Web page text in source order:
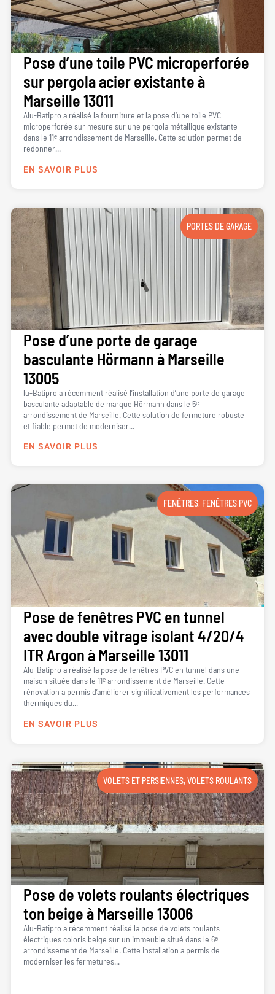
Pose d’une toile PVC microperforée
sur pergola acier existante à
Marseille 13011
Alu-Batipro a réalisé la fourniture et la pose d’une toile PVC
microperforée sur mesure sur une pergola métallique existante
dans le 11ᵉ arrondissement de Marseille. Cette solution permet de
redonner...
EN SAVOIR PLUS
PORTES DE GARAGE
Pose d’une porte de garage
basculante Hörmann à Marseille
13005
lu-Batipro a récemment réalisé l’installation d’une porte de garage
basculante adaptable de marque Hörmann dans le 5ᵉ
arrondissement de Marseille. Cette solution de fermeture robuste
et fiable permet de moderniser...
EN SAVOIR PLUS
FENÊTRES, FENÊTRES PVC
Pose de fenêtres PVC en tunnel
avec double vitrage isolant 4/20/4
ITR Argon à Marseille 13011
Alu-Batipro a réalisé la pose de fenêtres PVC en tunnel dans une
maison située dans le 11ᵉ arrondissement de Marseille. Cette
rénovation a permis d’améliorer significativement les performances
thermiques du...
EN SAVOIR PLUS
VOLETS ET PERSIENNES,VOLETS ROULANTS
Pose de volets roulants électriques
ton beige à Marseille 13006
Alu-Batipro a récemment réalisé la pose de volets roulants
électriques coloris beige sur un immeuble situé dans le 6ᵉ
arrondissement de Marseille. Cette installation a permis de
moderniser les fermetures...